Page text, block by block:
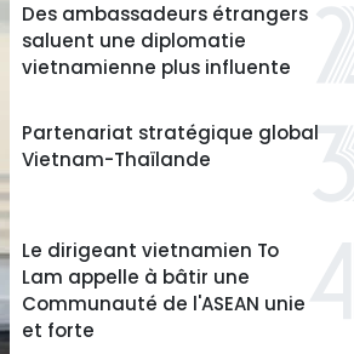
Des ambassadeurs étrangers
saluent une diplomatie
vietnamienne plus influente
Partenariat stratégique global
Vietnam-Thaïlande
Le dirigeant vietnamien To
Lam appelle à bâtir une
Communauté de l'ASEAN unie
et forte